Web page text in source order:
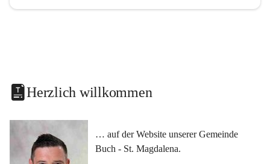
Herzlich willkommen
… auf der Website unserer Gemeinde
Buch - St. Magdalena.